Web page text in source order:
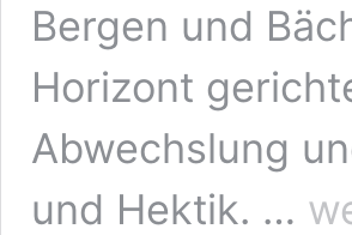
Bergen und
Horizont
Abwechslung
und Hektik. …
und